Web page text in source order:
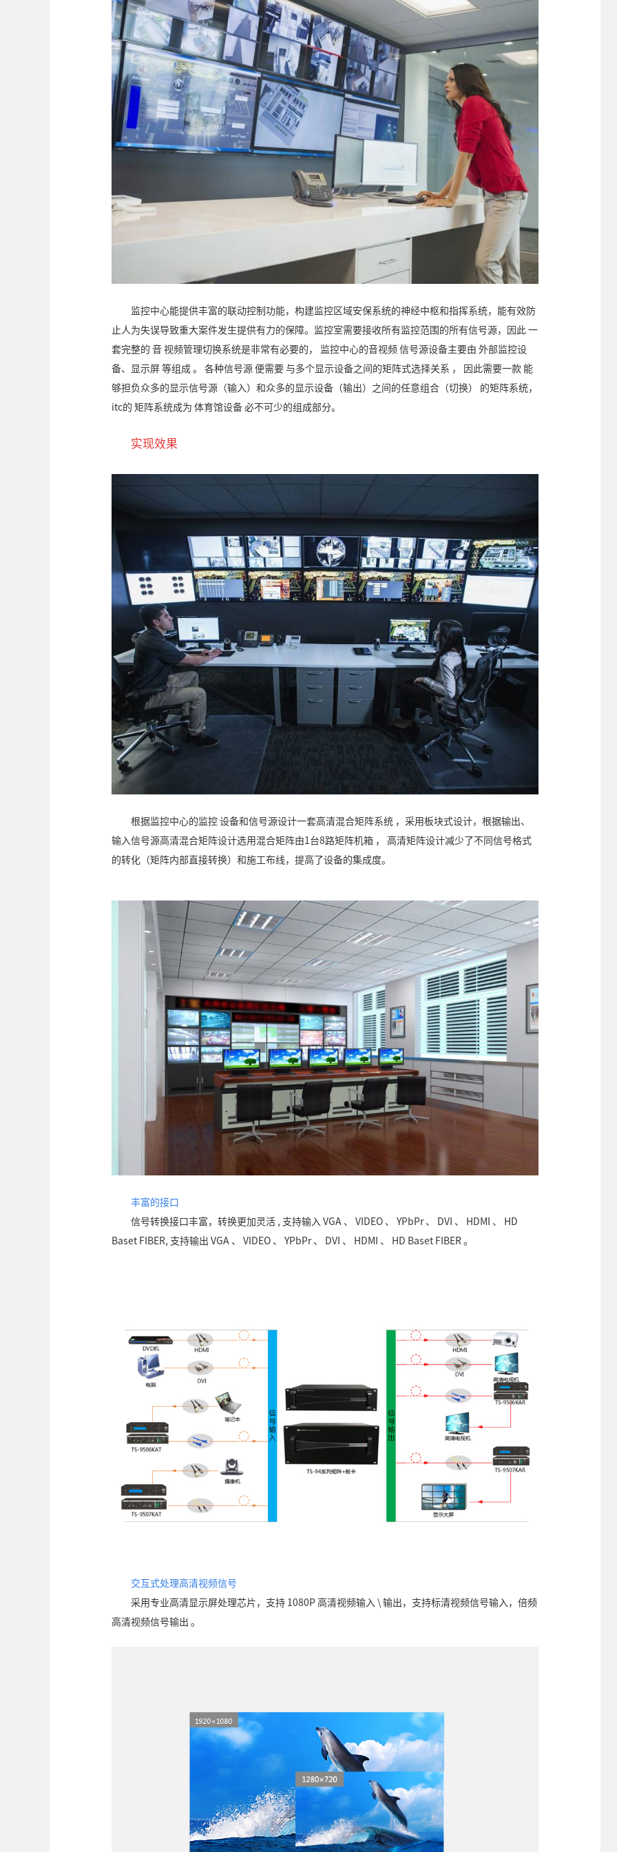
监控中心能提供丰富的联动控制功能，构建监控区域安保系统的神经中枢和指挥系统，能有效防
止人为失误导致重大案件发生提供有力的保障。监控室需要接收所有监控范围的所有信号源，因此 一
套完整的 音 视频管理切换系统是非常有必要的， 监控中心的音视频 信号源设备主要由 外部监控设
备、显示屏 等组成 。 各种信号源 便需要 与多个显示设备之间的矩阵式选择关系 ， 因此需要一款 能
够担负众多的显示信号源（输入）和众多的显示设备（输出）之间的任意组合（切换） 的矩阵系统，
itc的 矩阵系统成为 体育馆设备 必不可少的组成部分。
实现效果
根据监控中心的监控 设备和信号源设计一套高清混合矩阵系统 ，采用板块式设计，根据输出、
输入信号源高清混合矩阵设计选用混合矩阵由1台8路矩阵机箱 ， 高清矩阵设计减少了不同信号格式
的转化（矩阵内部直接转换）和施工布线，提高了设备的集成度。
丰富的接口
信号转换接口丰富，转换更加灵活 , 支持输入 VGA 、 VIDEO 、 YPbPr 、 DVI 、 HDMI 、 HD
Baset FIBER, 支持输出 VGA 、 VIDEO 、 YPbPr 、 DVI 、 HDMI 、 HD Baset FIBER 。
交互式处理高清视频信号
采用专业高清显示屏处理芯片，支持 1080P 高清视频输入 \ 输出，支持标清视频信号输入，倍频
高清视频信号输出 。